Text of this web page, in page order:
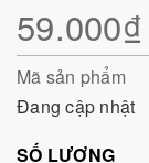
59.000₫
Mã sản phẩm
Đang cập nhật
SỐ LƯỢNG